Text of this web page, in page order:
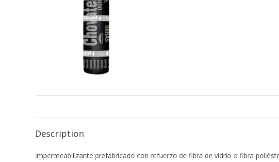
Description
Impermeabilizante prefabricado con refuerzo de fibra de vidrio o fibra